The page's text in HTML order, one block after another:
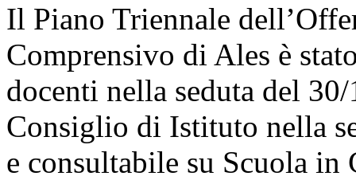
Il Piano Triennale
Comprensivo di Ales è
docenti nella seduta del
Consiglio di Istituto nella
e consultabile su Scuola